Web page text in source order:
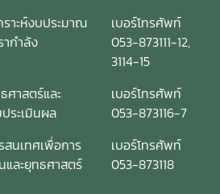
ราะห์งบประมาณ
ากำลัง
เบอร์โทรศัพท์
053-873111-12,
3114-15
ศาสตร์และ
ระเมินผล
เบอร์โทรศัพท์
053-873116-7
สนเทศเพื่อการ
และยุทธศาสตร์
เบอร์โทรศัพท์
053-873118